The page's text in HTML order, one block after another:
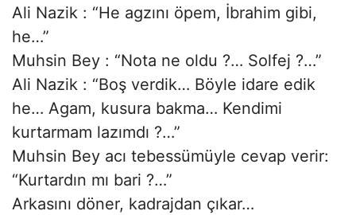
Ali Nazik : “He agzını öpem, İbrahim gibi,
he…”
Muhsin Bey : “Nota ne oldu ?… Solfej ?…”
Ali Nazik : “Boş verdik… Böyle idare edik
he… Agam, kusura bakma… Kendimi
kurtarmam lazımdı ?…”
Muhsin Bey acı tebessümüyle cevap verir:
“Kurtardın mı bari ?…”
Arkasını döner, kadrajdan çıkar…